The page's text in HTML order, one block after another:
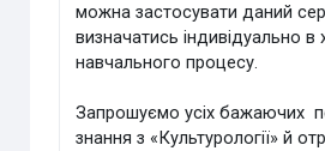
можна застосувати даний
визначатись індивідуально в
навчального процесу.
Запрошуємо усіх бажаючих
знання з «Культурології» й